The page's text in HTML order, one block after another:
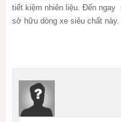
tiết kiệm nhiên liệu. Đến ngay
sở hữu dòng xe siêu chất này.